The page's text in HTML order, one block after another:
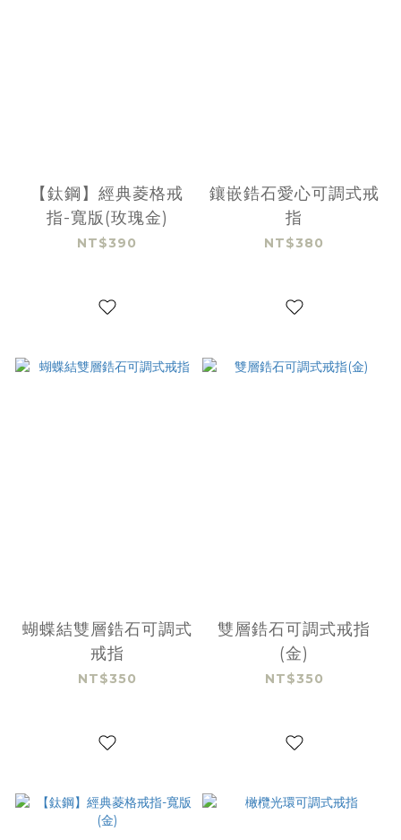
【鈦鋼】經典菱格戒
指-寬版(玫瑰金)
NT$390
鑲嵌鋯石愛心可調式戒
指
NT$380
蝴蝶結雙層鋯石可調式
戒指
NT$350
雙層鋯石可調式戒指
(金)
NT$350